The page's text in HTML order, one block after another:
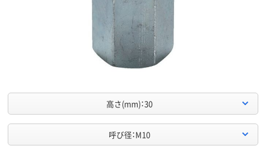
高さ(mm)：30
呼び径：M10